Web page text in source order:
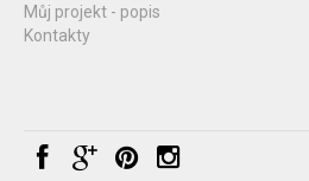
Můj projekt - popis
Kontakty